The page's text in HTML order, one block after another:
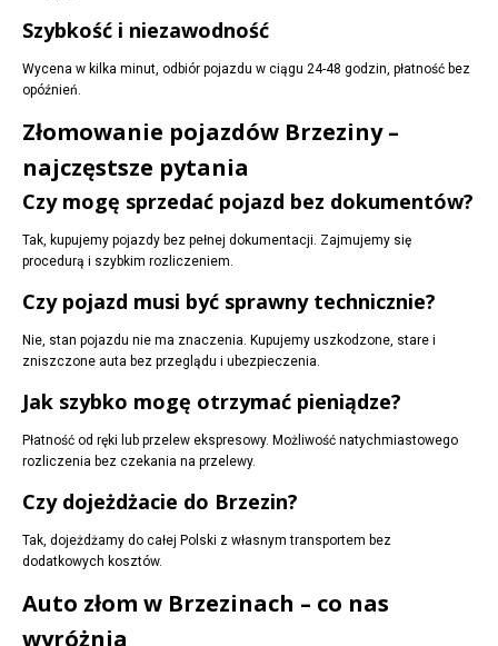
Szybkość i niezawodność
Wycena w kilka minut, odbiór pojazdu w ciągu 24-48 godzin, płatność bez
opóźnień.
Złomowanie pojazdów Brzeziny –
najczęstsze pytania
Czy mogę sprzedać pojazd bez dokumentów?
Tak, kupujemy pojazdy bez pełnej dokumentacji. Zajmujemy się
procedurą i szybkim rozliczeniem.
Czy pojazd musi być sprawny technicznie?
Nie, stan pojazdu nie ma znaczenia. Kupujemy uszkodzone, stare i
zniszczone auta bez przeglądu i ubezpieczenia.
Jak szybko mogę otrzymać pieniądze?
Płatność od ręki lub przelew ekspresowy. Możliwość natychmiastowego
rozliczenia bez czekania na przelewy.
Czy dojeżdżacie do Brzezin?
Tak, dojeżdżamy do całej Polski z własnym transportem bez
dodatkowych kosztów.
Auto złom w Brzezinach – co nas
wyróżnia